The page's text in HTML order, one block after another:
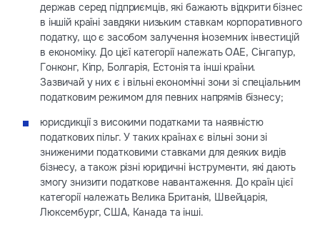
держав серед підприємців, які бажають відкрити бізнес
в іншій країні завдяки низьким ставкам корпоративного
податку, що є засобом залучення іноземних інвестицій
в економіку. До цієї категорії належать ОАЕ, Сінгапур,
Гонконг, Кіпр, Болгарія, Естонія та інші країни.
Зазвичай у них є і вільні економічні зони зі спеціальним
податковим режимом для певних напрямів бізнесу;
юрисдикції з високими податками та наявністю
податкових пільг. У таких країнах є вільні зони зі
зниженими податковими ставками для деяких видів
бізнесу, а також різні юридичні інструменти, які дають
змогу знизити податкове навантаження. До країн цієї
категорії належать Велика Британія, Швейцарія,
Люксембург, США, Канада та інші.